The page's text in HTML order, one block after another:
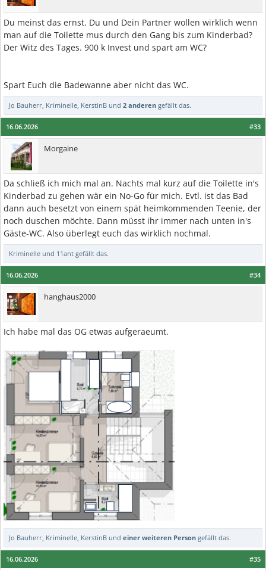
Du meinst das ernst. Du und Dein Partner wollen wirklich wenn
man auf die Toilette mus durch den Gang bis zum Kinderbad?
Der Witz des Tages. 900 k Invest und spart am WC?
Spart Euch die Badewanne aber nicht das WC.
Jo Bauherr Kriminelle KerstinB und 2 anderen gefällt das.
#33
16.06.2026
Morgaine
Da schließ ich mich mal an. Nachts mal kurz auf die Toilette in's
Kinderbad zu gehen wär ein No-Go für mich. Evtl. ist das Bad
dann auch besetzt von einem spät heimkommenden Teenie, der
noch duschen möchte. Dann müsst ihr immer nach unten in's
Gäste-WC. Also überlegt euch das wirklich nochmal.
Kriminelle und 11ant gefällt das.
#34
16.06.2026
hanghaus2000
Ich habe mal das OG etwas aufgeraeumt.
Jo Bauherr, Kriminelle, KerstinB und einer weiteren Person gefällt das.
#35
16.06.2026